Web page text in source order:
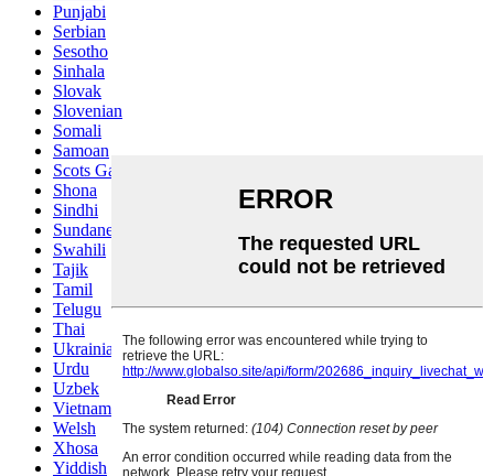
Punjabi
Serbian
Sesotho
Sinhala
Slovak
Slovenian
Somali
Samoan
Scots Gaelic
Shona
Sindhi
Sundanese
Swahili
Tajik
Tamil
Telugu
Thai
Ukrainian
Urdu
Uzbek
Vietnamese
Welsh
Xhosa
Yiddish